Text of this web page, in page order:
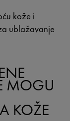
kože i
ublažavanje
MOGU
KOŽE